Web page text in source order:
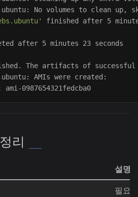
No volumes to clean up,
finished after 5
after 5 minutes 23 seconds
AMIs were created:
리
설명
필요